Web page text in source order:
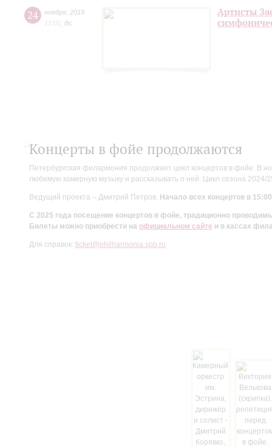
24 ноября 2019
15:00 Вс
Артисты
Концерты в фойе продолжаются
Петербургская филармония продолжает цикл концертов в фойе. В
любимую камерную музыку и рассказывать о ней. Цикл сезона
Ведущий проекта – Дмитрий Петров. Начало всех концертов в
С 2025 года посещение концертов в фойе, традиционно
Билеты можно приобрести на официальном сайте и в кассах
Для справок: ticket@philharmonia.spb.ru